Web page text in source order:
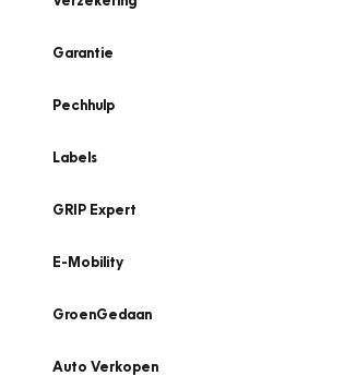
Garantie
Pechhulp
Labels
GRIP Expert
E-Mobility
GroenGedaan
Auto Verkopen